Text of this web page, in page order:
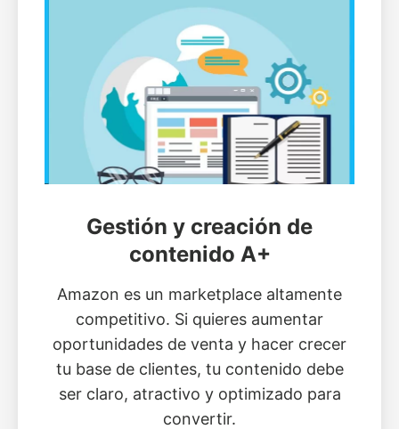
Gestión y creación de
contenido A+
Amazon es un marketplace altamente
competitivo. Si quieres aumentar
oportunidades de venta y hacer crecer
tu base de clientes, tu contenido debe
ser claro, atractivo y optimizado para
convertir.